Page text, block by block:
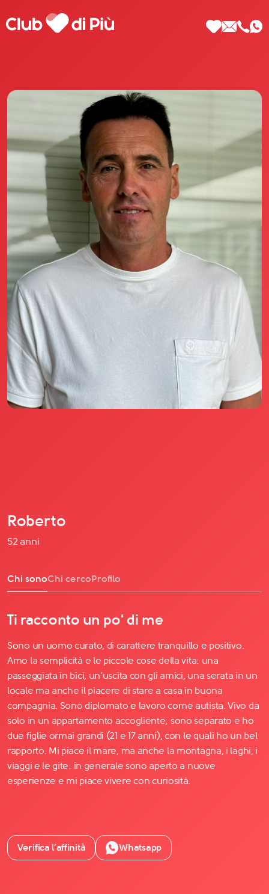
Scopri Club di Più
Le testimonianze Club di Più
La fondatrice Valeria Pilla
Annunci Donne
Agenzia matrimoniale Club di Più
Love Notebook
Il libro Donna di Cuori
Quanto costa Club di Più
Love Academy
Domande Frequenti
Impegno Sociale
Le nostre sedi
Facebook
YouTube
Roberto
52 anni
Chi sonoChi cercoProfilo
Ti racconto un po' di me
Sono un uomo curato, di carattere tranquillo e positivo.
Amo la semplicità e le piccole cose della vita: una
passeggiata in bici, un’uscita con gli amici, una serata in un
locale ma anche il piacere di stare a casa in buona
compagnia. Sono diplomato e lavoro come autista. Vivo da
solo in un appartamento accogliente; sono separato e ho
due figlie ormai grandi (21 e 17 anni), con le quali ho un bel
rapporto. Mi piace il mare, ma anche la montagna, i laghi, i
viaggi e le gite: in generale sono aperto a nuove
esperienze e mi piace vivere con curiosità.
Verifica l’affinità Whatsapp